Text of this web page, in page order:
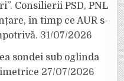
Consilierii PSD, PNL
în timp ce AUR s-
31/07/2026
sondei sub oglinda
27/07/2026